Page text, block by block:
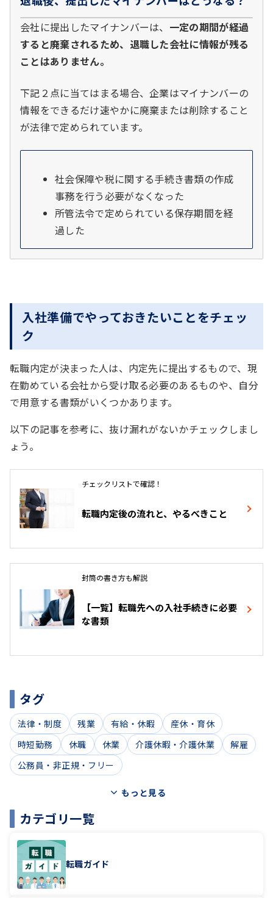
通知カード＋顔写真付き身分証明書1点を提出
個人番号カード（マイナンバーカード）を持ってお
らず、通知カードしかない場合、通知カードに記載
明書（運転免許証やパスポート）を1点セット
出するのが一般的です。
運転免許証やパスポートを持っておらず、顔写真付
き身分証明書がない場合は、通知カードに記載され
たマイナンバーのコピーと、健康保険証や年金手帳
などといった 他の身分証明書を2点セット
個人番号カード（マイナンバーカード）・通知カー
ドのいずれも手元にない場合、マイナンバーが印字
された住民票の写し
（または顔写真なしの身分証明証２点）をセットで
提出するのが一般的です。
マイナンバー付き住民票の写しは、住民登録をして
の申請用紙に記載し郵送すると、交付を受けること
ができます。
されるため、
必ずマイナンバーの記載があるものを
申請しましょう。
会社に提出したマイナンバーは、 一定の期間が経過
すると廃棄されるため、退職した会社に情報が残る
ことはありません。
下記２点に当てはまる場合、企業はマイナンバーの
情報をできるだけ速やかに廃棄または削除すること
が法律で定められています。
社会保障や税に関する手続き書類の作成
事務を行う必要がなくなった
所管法令で定められている保存期間を経
過した
入社準備でやっておきたいことをチェッ
ク
転職内定が決まった人は、内定先に提出するもので、現
在勤めている会社から受け取る必要のあるものや、自分
で用意する書類がいくつかあります。
以下の記事を参考に、抜け漏れがないかチェックしまし
ょう。
チェックリストで確認！
転職内定後の流れと、やるべきこと
封筒の書き方も解説
【一覧】転職先への入社手続きに必要
な書類
タグ
法律・制度 残業 有給・休暇
産休・育休
時短勤務
休職 休業 介護休暇・介護休業
解雇
公務員・非正規・フリー
もっと見る
カテゴリ一覧
転職ガイド